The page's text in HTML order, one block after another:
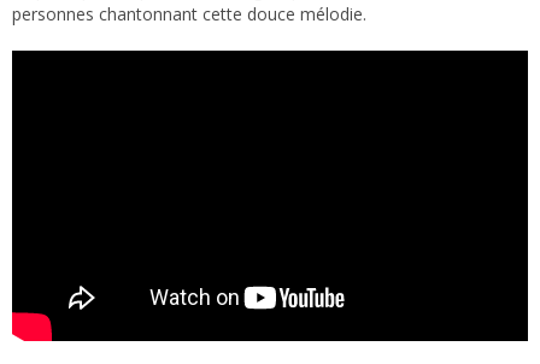
personnes chantonnant cette douce mélodie.